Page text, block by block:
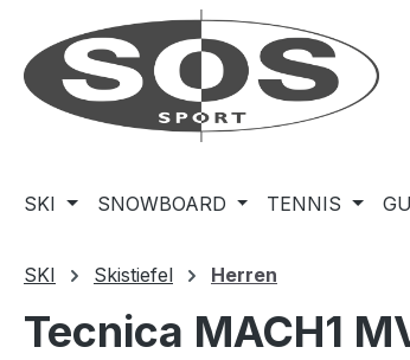
Hauptinhalt springen
Zur Suche springen
Zur Hauptnavigation springen
SKI SNOWBOARD TENNIS
SKI Skistiefel Herren
Tecnica MACH1